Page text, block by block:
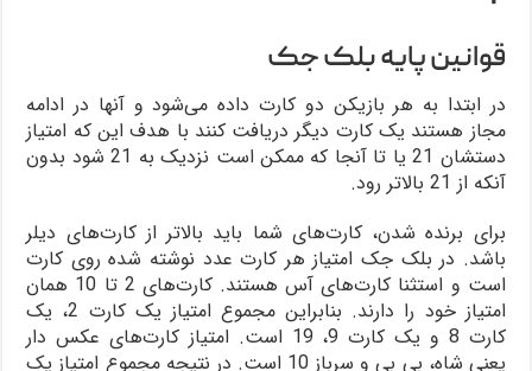
قوانین پایه بلک جک
در ابتدا به هر بازیکن دو کارت داده می‌شود و آنها در ادامه
مجاز هستند یک کارت دیگر دریافت کنند با هدف این که امتیاز
دستشان 21 یا تا آنجا که ممکن است نزدیک به 21 شود بدون
آنکه از 21 بالاتر رود.
برای برنده شدن، کارت‌های شما باید بالاتر از کارت‌های دیلر
باشد. در بلک جک امتیاز هر کارت عدد نوشته شده روی کارت
است و استثنا کارت‌های آس هستند. کارت‌های 2 تا 10 همان
امتیاز خود را دارند. بنابراین مجموع امتیاز یک کارت 2، یک
کارت 8 و یک کارت 9، 19 است. امتیاز کارت‌های عکس دار
یعنی شاه، بی بی و سرباز 10 است. در نتیجه مجموع امتیاز یک